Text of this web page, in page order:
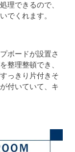
理できるので、
でくれます。
ボードが設置さ
整理整頓でき、
っきり片付きそ
付いていて、キ